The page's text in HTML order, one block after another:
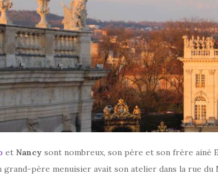
et Nancy sont nombreux, son père et son frère ainé
grand-père menuisier avait son atelier dans la rue du